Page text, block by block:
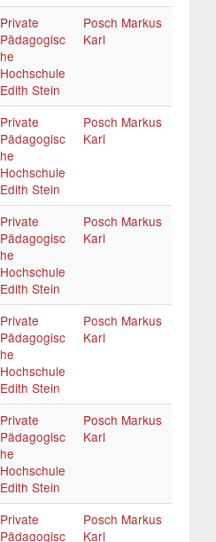
Private
Pädagogisc
he
Hochschule
Edith Stein
Posch Markus
Karl
Private
Pädagogisc
he
Hochschule
Edith Stein
Posch Markus
Karl
Private
Pädagogisc
he
Hochschule
Edith Stein
Posch Markus
Karl
Private
Pädagogisc
he
Hochschule
Edith Stein
Posch Markus
Karl
Private
Pädagogisc
he
Hochschule
Edith Stein
Posch Markus
Karl
Private
Pädagogisc
Posch Markus
Karl